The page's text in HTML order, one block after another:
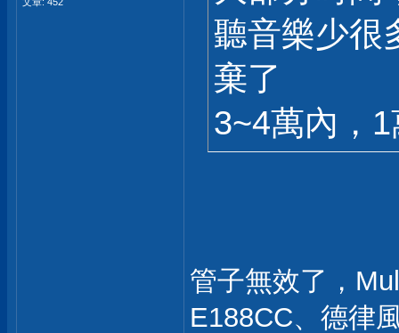
聽音樂少很
棄了
3~4萬內，
管子無效了，
E188CC、德律